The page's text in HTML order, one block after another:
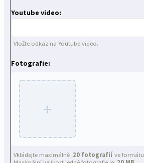
Youtube video:
Vložte odkaz na Youtube video.
Fotografie:
+
Vkládejte maximálně 20 fotografií ve formátu